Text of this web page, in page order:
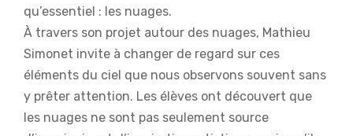
qu’essentiel : les nuages.
À travers son projet autour des nuages, Mathieu
Simonet invite à changer de regard sur ces
éléments du ciel que nous observons souvent sans
y prêter attention. Les élèves ont découvert que
les nuages ne sont pas seulement source